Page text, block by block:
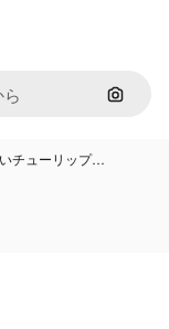
画像で
チューリップ…